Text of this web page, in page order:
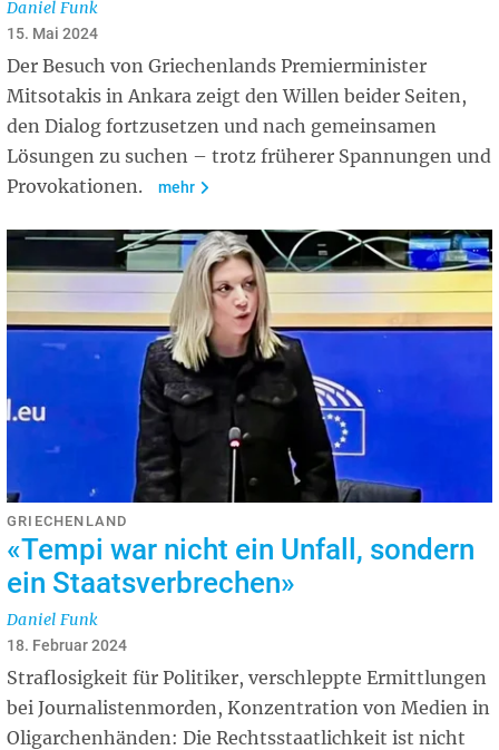
Daniel Funk
15. Mai 2024
Der Besuch von Griechenlands Premierminister
Mitsotakis in Ankara zeigt den Willen beider Seiten,
den Dialog fortzusetzen und nach gemeinsamen
Lösungen zu suchen – trotz früherer Spannungen und
Provokationen.
mehr
GRIECHENLAND
«Tempi war nicht ein Unfall, sondern
ein Staatsverbrechen»
Daniel Funk
18. Februar 2024
Straflosigkeit für Politiker, verschleppte Ermittlungen
bei Journalistenmorden, Konzentration von Medien in
Oligarchenhänden: Die Rechtsstaatlichkeit ist nicht